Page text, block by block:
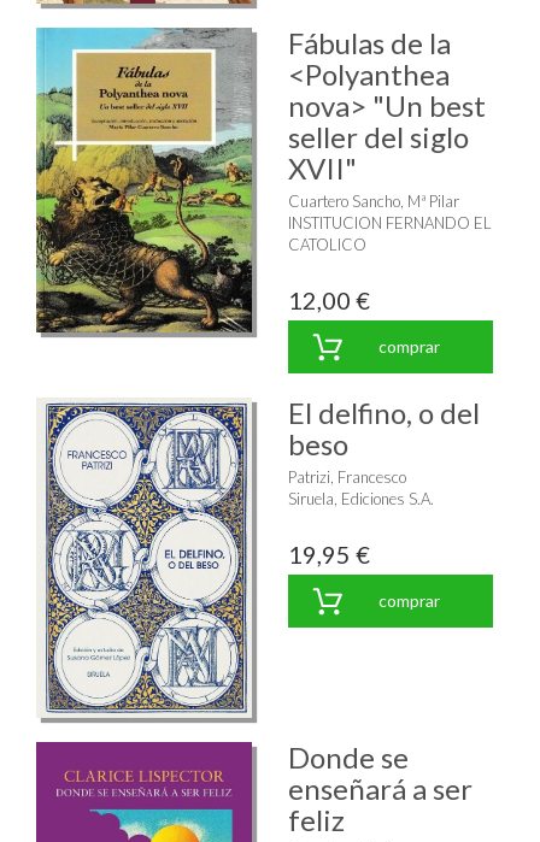
Fábulas de la
<Polyanthea
nova> "Un best
seller del siglo
XVII"
Cuartero Sancho, Mª Pilar
INSTITUCION FERNANDO EL
CATOLICO
12,00 €
comprar
El delfino, o del
beso
Patrizi, Francesco
Siruela, Ediciones S.A.
19,95 €
comprar
Donde se
enseñará a ser
feliz